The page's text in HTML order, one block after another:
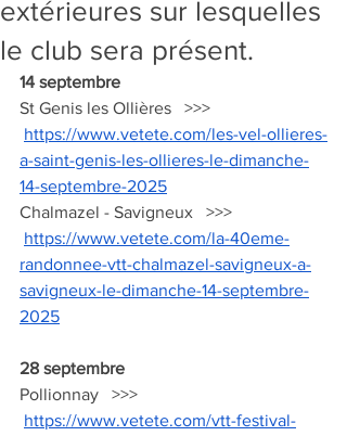
extérieures sur lesquelles
le club sera présent.
14 septembre
St Genis les Ollières   >>>
https://www.vetete.com/les-vel-ollieres-
a-saint-genis-les-ollieres-le-dimanche-
14-septembre-2025
Chalmazel - Savigneux   >>>
https://www.vetete.com/la-40eme-
randonnee-vtt-chalmazel-savigneux-a-
savigneux-le-dimanche-14-septembre-
2025
28 septembre
Pollionnay   >>>
https://www.vetete.com/vtt-festival-